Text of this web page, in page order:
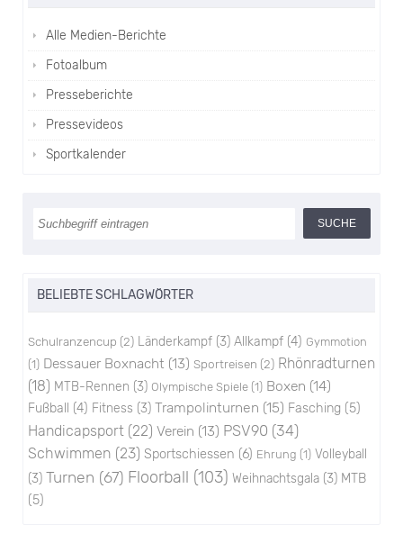
Alle Medien-Berichte
Fotoalbum
Presseberichte
Pressevideos
Sportkalender
BELIEBTE SCHLAGWÖRTER
Schulranzencup (2) Länderkampf (3) Allkampf (4) Gymmotion
(1) Dessauer Boxnacht (13) Sportreisen (2) Rhönradturnen
(18) MTB-Rennen (3) Olympische Spiele (1) Boxen (14)
Fußball (4) Fitness (3) Trampolinturnen (15) Fasching (5)
Handicapsport (22) Verein (13) PSV90 (34)
Schwimmen (23) Sportschiessen (6) Ehrung (1) Volleyball
(3) Turnen (67) Floorball (103) Weihnachtsgala (3) MTB
(5)